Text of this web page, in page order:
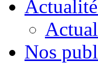
Nos